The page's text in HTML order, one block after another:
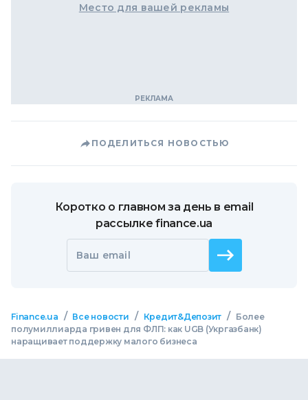
Место для вашей рекламы
ПОДЕЛИТЬСЯ НОВОСТЬЮ
Коротко о главном за день в email
рассылке finance.ua
Ваш email
Finance.ua / Все новости / Кредит&Депозит /
Более
полумиллиарда гривен для ФЛП: как UGB (Укргазбанк)
наращивает поддержку малого бизнеса